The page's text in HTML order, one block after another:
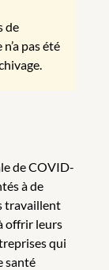
de
pas été
de COVID-
à de
travaillent
offrir leurs
qui
santé